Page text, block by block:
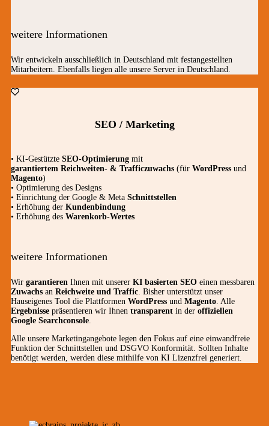
weitere Informationen
Wir entwickeln ausschließlich in Deutschland mit festangestellten
Mitarbeitern. Ebenfalls liegen alle unsere Server in Deutschland.
SEO / Marketing
• KI-Gestützte SEO-Optimierung mit
garantiertem Reichweiten- & Trafficzuwachs (für WordPress und
Magento)
• Optimierung des Designs
• Einrichtung der Google & Meta Schnittstellen
• Erhöhung der Kundenbindung
• Erhöhung des Warenkorb-Wertes
weitere Informationen
Wir garantieren Ihnen mit unserer KI basierten SEO einen messbaren
Zuwachs an Reichweite und Traffic. Bisher unterstützt unser
Hauseigenes Tool die Plattformen WordPress und Magento. Alle
Ergebnisse präsentieren wir Ihnen transparent in der offiziellen
Google Searchconsole.
Alle unsere Marketingangebote legen den Fokus auf eine einwandfreie
Funktion der Schnittstellen und DSGVO Konformität. Sollten Inhalte
benötigt werden, werden diese mithilfe von KI Lizenzfrei generiert.